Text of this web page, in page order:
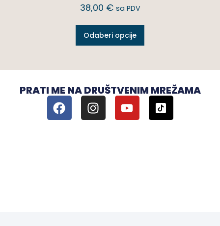
38,00 € sa PDV
Odaberi opcije
PRATI ME NA DRUŠTVENIM MREŽAMA